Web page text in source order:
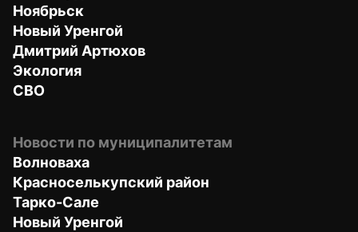
Ноябрьск
Новый Уренгой
Дмитрий Артюхов
Экология
СВО
Новости по муниципалитетам
Волноваха
Красноселькупский район
Тарко-Сале
Новый Уренгой